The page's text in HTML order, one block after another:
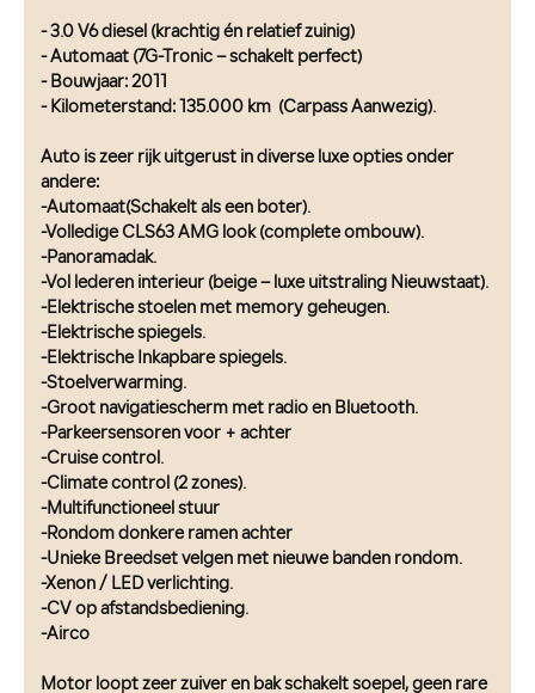
- 3.0 V6 diesel (krachtig én relatief zuinig)
- Automaat (7G-Tronic – schakelt perfect)
- Bouwjaar: 2011
- Kilometerstand: 135.000 km (Carpass Aanwezig).
Auto is zeer rijk uitgerust in diverse luxe opties onder
andere:
-Automaat(Schakelt als een boter).
-Volledige CLS63 AMG look (complete ombouw).
-Panoramadak.
-Vol lederen interieur (beige – luxe uitstraling Nieuwstaat).
-Elektrische stoelen met memory geheugen.
-Elektrische spiegels.
-Elektrische Inkapbare spiegels.
-Stoelverwarming.
-Groot navigatiescherm met radio en Bluetooth.
-Parkeersensoren voor + achter
-Cruise control.
-Climate control (2 zones).
-Multifunctioneel stuur
-Rondom donkere ramen achter
-Unieke Breedset velgen met nieuwe banden rondom.
-Xenon / LED verlichting.
-CV op afstandsbediening.
-Airco
Motor loopt zeer zuiver en bak schakelt soepel, geen rare